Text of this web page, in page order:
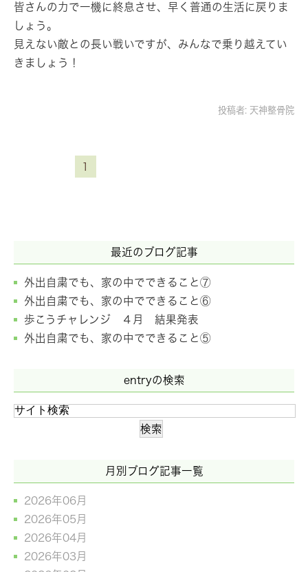
皆さんの力で一機に終息させ、早く普通の生活に戻りま
しょう。
見えない敵との長い戦いですが、みんなで乗り越えてい
きましょう！
投稿者: 天神整骨院
1
最近のブログ記事
外出自粛でも、家の中でできること⑦
外出自粛でも、家の中でできること⑥
歩こうチャレンジ ４月 結果発表
外出自粛でも、家の中でできること⑤
entryの検索
月別ブログ記事一覧
2026年06月
2026年05月
2026年04月
2026年03月